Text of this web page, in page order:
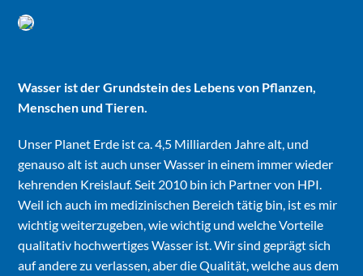
Wasser ist der Grundstein des Lebens von Pflanzen,
Menschen und Tieren.
Unser Planet Erde ist ca. 4,5 Milliarden Jahre alt, und
genauso alt ist auch unser Wasser in einem immer wieder
kehrenden Kreislauf. Seit 2010 bin ich Partner von HPI.
Weil ich auch im medizinischen Bereich tätig bin, ist es mir
wichtig weiterzugeben, wie wichtig und welche Vorteile
qualitativ hochwertiges Wasser ist. Wir sind geprägt sich
auf andere zu verlassen, aber die Qualität, welche aus dem